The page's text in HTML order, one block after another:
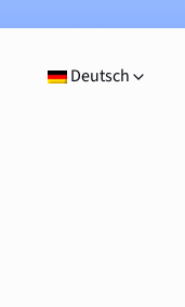
Deutsch